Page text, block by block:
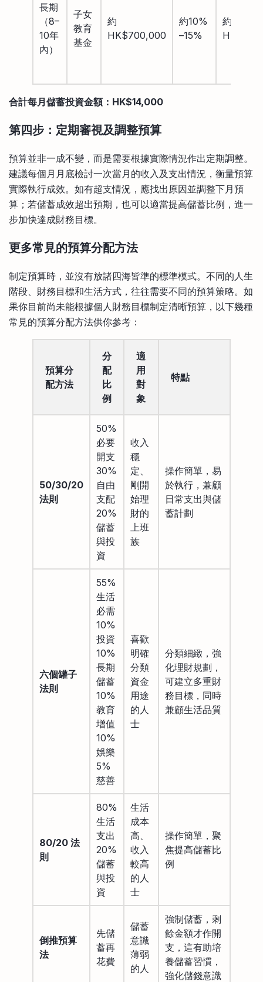
長期
（8–
10年
內）
子女
教育
基金
約
HK$700,000
約10%
–15%
約
合計每月儲蓄投資金額：HK$14,000
第四步：定期審視及調整預算
預算並非一成不變，而是需要根據實際情況作出定期調整。
建議每個月月底檢討一次當月的收入及支出情況，衡量預算
實際執行成效。如有超支情況，應找出原因並調整下月預
算；若儲蓄成效超出預期，也可以適當提高儲蓄比例，進一
步加快達成財務目標。
更多常見的預算分配方法
制定預算時，並沒有放諸四海皆準的標準模式。不同的人生
階段、財務目標和生活方式，往往需要不同的預算策略。如
果你目前尚未能根據個人財務目標制定清晰預算，以下幾種
常見的預算分配方法供你參考：
預算分
配方法
分
配
比
例
適
用
對
象
特點
50/30/20
法則
50%
必要
開支
30%
自由
支配
20%
儲蓄
與投
資
收入
穩
定、
剛開
始理
財的
上班
族
操作簡單，易
於執行，兼顧
日常支出與儲
蓄計劃
六個罐子
法則
55%
生活
必需
10%
投資
10%
長期
儲蓄
10%
教育
增值
10%
娛樂
5%
慈善
喜歡
明確
分類
資金
用途
的人
士
分類細緻，強
化理財規劃，
可建立多重財
務目標，同時
兼顧生活品質
80/20 法
則
80%
生活
支出
20%
儲蓄
與投
資
生活
成本
高、
收入
較高
的人
士
操作簡單，聚
焦提高儲蓄比
例
倒推預算
法
先儲
蓄再
花費
儲蓄
意識
薄弱
的人
強制儲蓄，剩
餘金額才作開
支，這有助培
養儲蓄習慣，
強化儲錢意識